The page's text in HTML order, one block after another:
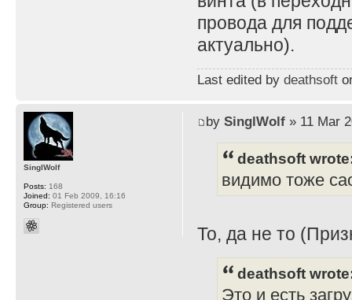
провода для
актуально).
Last edited by deathsoft
by SinglWolf» 11 Mar
deathsoft
видимо тоже
То, да не то
deathsoft
Это и есть
SinglWolf
Posts: 168
Joined: 01 Feb 2009, 16:16
Group: Registered users